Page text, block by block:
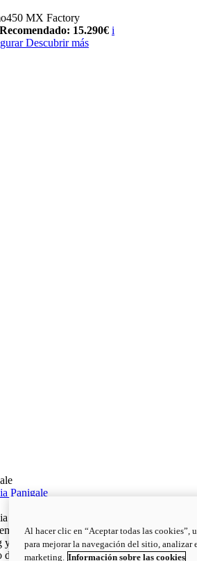
MX Factory
15.290€ i
Descubrir más
Panigale
Panigale: Pura excelencia italiana.
de excelencia italiana, con ADN
y espíritu competitivo: la Panigale es el
de deseo de todo ducatista.
Al hacer clic en “Aceptar todas las cookies”,
para mejorar la navegación del sitio, analizar
marketing. Información sobre las cookies